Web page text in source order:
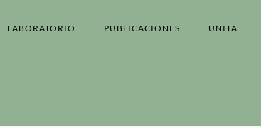
LABORATORIO PUBLICACIONES UNITA